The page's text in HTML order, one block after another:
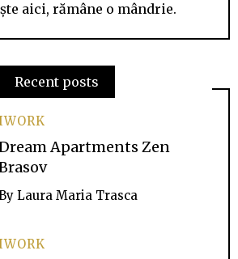
aici, rămâne o mândrie.
Recent posts
Apartments Zen
Laura Maria Trasca